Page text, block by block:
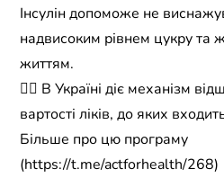
Інсулін допоможе не
надвисоким рівнем цукру та
життям.
☝🏻 В Україні діє механізм
вартості ліків, до яких
Більше про цю програму
(https://t.me/actforhealth/268)